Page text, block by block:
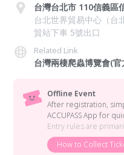
台灣台北市 110信義區
台北世界貿易中心（台
貿站下車 5號出口
Related Link
台灣兩棲爬蟲博覽會(官
Offline Event
After registration,
ACCUPASS App for
Entry rules are
How to Collect